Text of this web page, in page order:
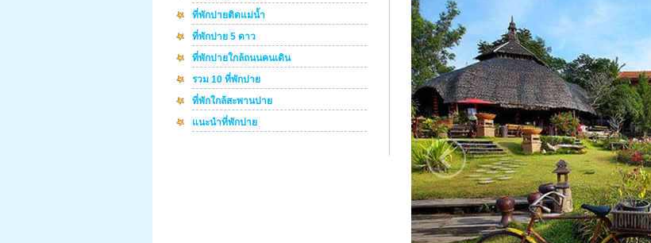
ที่พักปายติดแม่น้ำ
ที่พักปาย 5 ดาว
ที่พักปายใกล้ถนนคนเดิน
รวม 10 ที่พักปาย
ที่พักใกล้สะพานปาย
แนะนำที่พักปาย